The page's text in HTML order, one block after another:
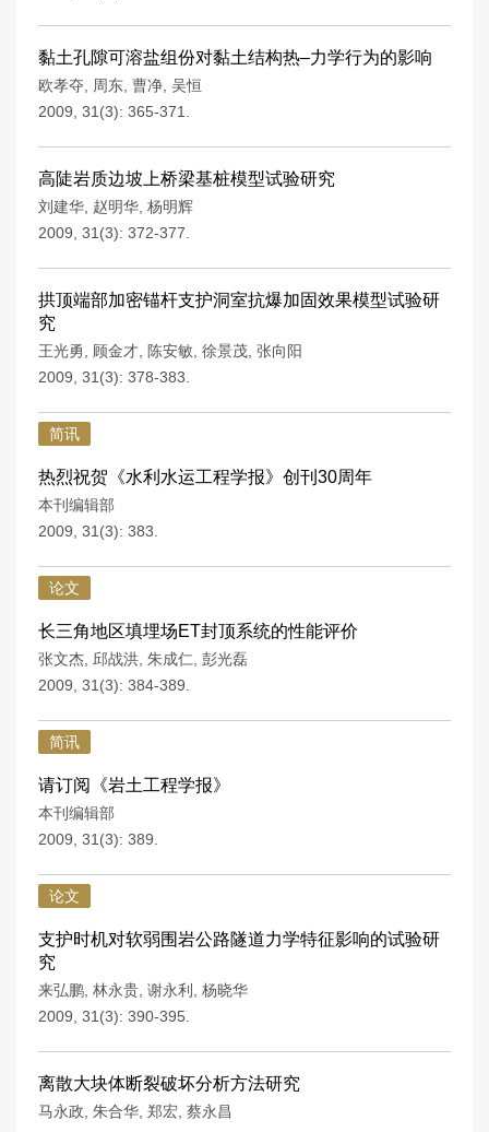
黏土孔隙可溶盐组份对黏土结构热–力学行为的影响
欧孝夺 周东 曹净 吴恒
2009, 31(3): 365-371.
高陡岩质边坡上桥梁基桩模型试验研究
刘建华 赵明华 杨明辉
2009, 31(3): 372-377.
拱顶端部加密锚杆支护洞室抗爆加固效果模型试验研
究
王光勇 顾金才 陈安敏 徐景茂 张向阳
2009, 31(3): 378-383.
简讯
热烈祝贺《水利水运工程学报》创刊30周年
本刊编辑部
2009, 31(3): 383.
论文
长三角地区填埋场ET封顶系统的性能评价
张文杰 邱战洪 朱成仁 彭光磊
2009, 31(3): 384-389.
简讯
请订阅《岩土工程学报》
本刊编辑部
2009, 31(3): 389.
论文
支护时机对软弱围岩公路隧道力学特征影响的试验研
究
来弘鹏 林永贵 谢永利
杨晓华
2009, 31(3): 390-395.
离散大块体断裂破坏分析方法研究
马永政 朱合华 郑宏 蔡永昌